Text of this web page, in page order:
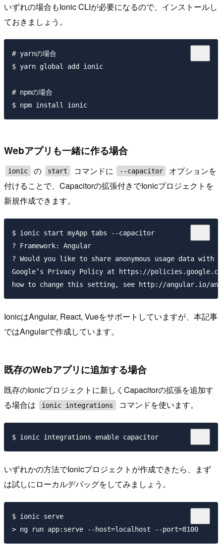
いずれの場合もIonic CLIが必要になるので、インストールし
ておきましょう。
# yarnの場合
$ yarn global add ionic
# npmの場合
Webアプリも一緒に作る場合
ionic の start コマンドに --capacitor
オプションを
付けることで、Capacitorの拡張付きでIonicプロジェクトを
新規作成できます。
$ ionic start myApp tabs --capacitor
? Framework: Angular
? Would you like to share anonymous usage data with
Google’s Privacy Policy at https://
IonicはAngular, React, Vueをサポートしていますが、本記事
ではAngularで作成しています。
既存のWebアプリに追加する場合
既存のIonicプロジェクトに新しくCapacitorの拡張を追加す
る場合は
ionic integrations コマンドを使います。
いずれかの方法でIonicプロジェクトが作成できたら、まず
は試しにローカルデバッグをしてみましょう。
$ ionic serve